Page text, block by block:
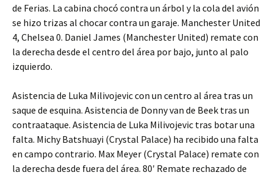
de Ferias. La cabina chocó contra un árbol y la cola del avión
se hizo trizas al chocar contra un garaje. Manchester United
4, Chelsea 0. Daniel James (Manchester United) remate con
la derecha desde el centro del área por bajo, junto al palo
izquierdo.
Asistencia de Luka Milivojevic con un centro al área tras un
saque de esquina. Asistencia de Donny van de Beek tras un
contraataque. Asistencia de Luka Milivojevic tras botar una
falta. Michy Batshuayi (Crystal Palace) ha recibido una falta
en campo contrario. Max Meyer (Crystal Palace) remate con
la derecha desde fuera del área. 80′ Remate rechazado de